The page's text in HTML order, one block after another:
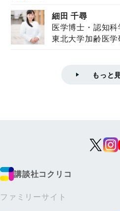
細田 千尋
医学博士・認知
東北大学加齢医
もっと
講談社コクリコ
ファミリーサイト